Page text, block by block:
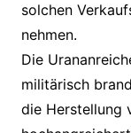
solchen
nehmen.
Die
militärisch
die Herstellung